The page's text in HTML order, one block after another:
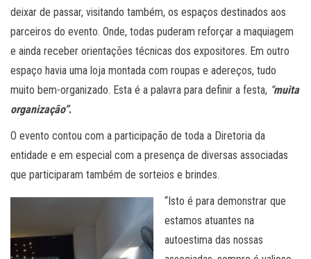
deixar de passar, visitando também, os espaços destinados aos
parceiros do evento. Onde, todas puderam reforçar a maquiagem
e ainda receber orientações técnicas dos expositores. Em outro
espaço havia uma loja montada com roupas e adereços, tudo
muito bem-organizado. Esta é a palavra para definir a festa, “muita
organização”.
O evento contou com a participação de toda a Diretoria da
entidade e em especial com a presença de diversas associadas
que participaram também de sorteios e brindes.
“Isto é para demonstrar que
estamos atuantes na
autoestima das nossas